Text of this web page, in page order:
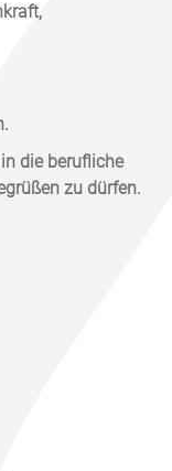
die berufliche
zu dürfen.